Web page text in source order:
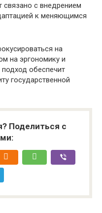
связано с внедрением
к меняющимся
на
на эргономику и
обеспечит
государственной
Поделиться с